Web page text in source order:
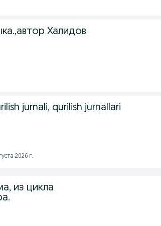
Халидов
jurnali, qurilish jurnallari
2026 г.
из цикла